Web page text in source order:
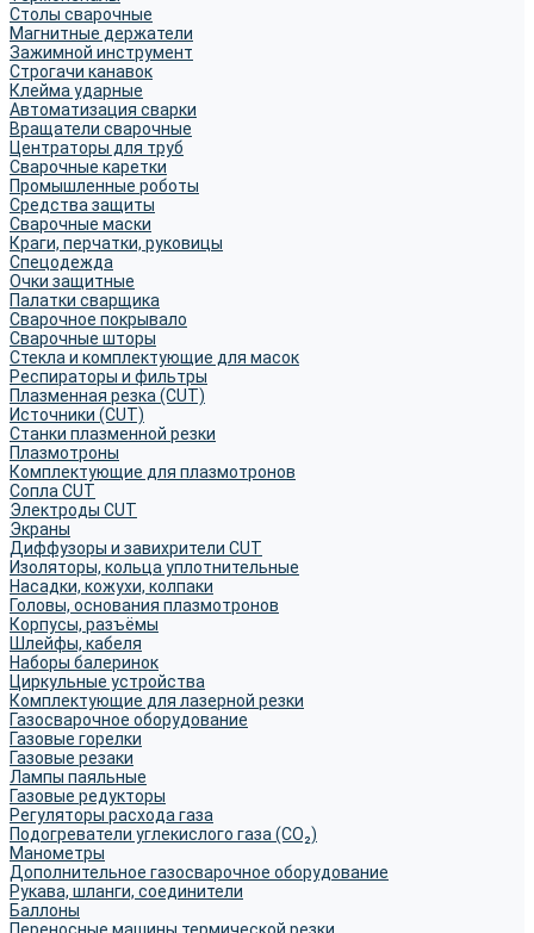
Столы сварочные
Магнитные держатели
Зажимной инструмент
Строгачи канавок
Клейма ударные
Автоматизация сварки
Вращатели сварочные
Центраторы для труб
Сварочные каретки
Промышленные роботы
Средства защиты
Сварочные маски
Краги, перчатки, руковицы
Спецодежда
Очки защитные
Палатки сварщика
Сварочное покрывало
Сварочные шторы
Стекла и комплектующие для масок
Респираторы и фильтры
Плазменная резка (CUT)
Источники (CUT)
Станки плазменной резки
Плазмотроны
Комплектующие для плазмотронов
Сопла CUT
Электроды CUT
Экраны
Диффузоры и завихрители CUT
Изоляторы, кольца уплотнительные
Насадки, кожухи, колпаки
Головы, основания плазмотронов
Корпусы, разъёмы
Шлейфы, кабеля
Наборы балеринок
Циркульные устройства
Комплектующие для лазерной резки
Газосварочное оборудование
Газовые горелки
Газовые резаки
Лампы паяльные
Газовые редукторы
Регуляторы расхода газа
Подогреватели углекислого газа (CO₂)
Манометры
Дополнительное газосварочное оборудование
Рукава, шланги, соединители
Баллоны